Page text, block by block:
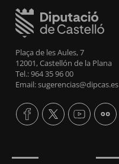
Plaça de les Aules, 7
12001, Castellón de la Plana
Tel.: 964 35 96 00
Email: sugerencias@dipcas.es